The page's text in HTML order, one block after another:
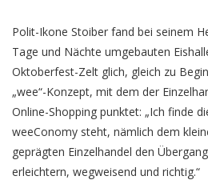
Polit-Ikone Stoiber fand bei seinem
Tage und Nächte umgebauten
Oktoberfest-Zelt glich, gleich zu
„wee“-Konzept, mit dem der
Online-Shopping punktet: „Ich finde
weeConomy steht, nämlich dem
geprägten Einzelhandel den
erleichtern, wegweisend und richtig.“